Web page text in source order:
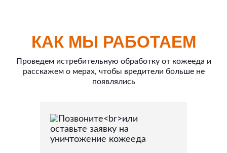
КАК МЫ РАБОТАЕМ
Проведем истребительную обработку от кожееда и
расскажем о мерах, чтобы вредители больше не
появлялись